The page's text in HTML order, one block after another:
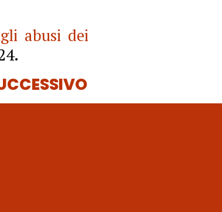
abusi dei